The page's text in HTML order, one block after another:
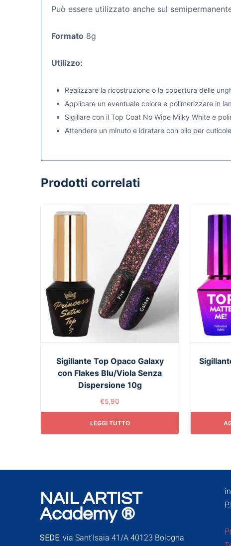
Può essere utilizzato anche sul
Formato 8g
Utilizzo:
Realizzare la ricostruzione o la copertura delle
Applicare un eventuale colore e polimerizzare in
Sigillare con il Top Coat No Wipe Milky White e
Attendere un minuto e idratare con olio per
Prodotti correlati
Sigillante Top Opaco Galaxy
con Flakes Blu/Viola Senza
Dispersione 10g
€5,90
LEGGI TUTTO
NAIL ARTIST
Academy ®
SEDE: via Sant’Isaia 41/A 40123 Bologna